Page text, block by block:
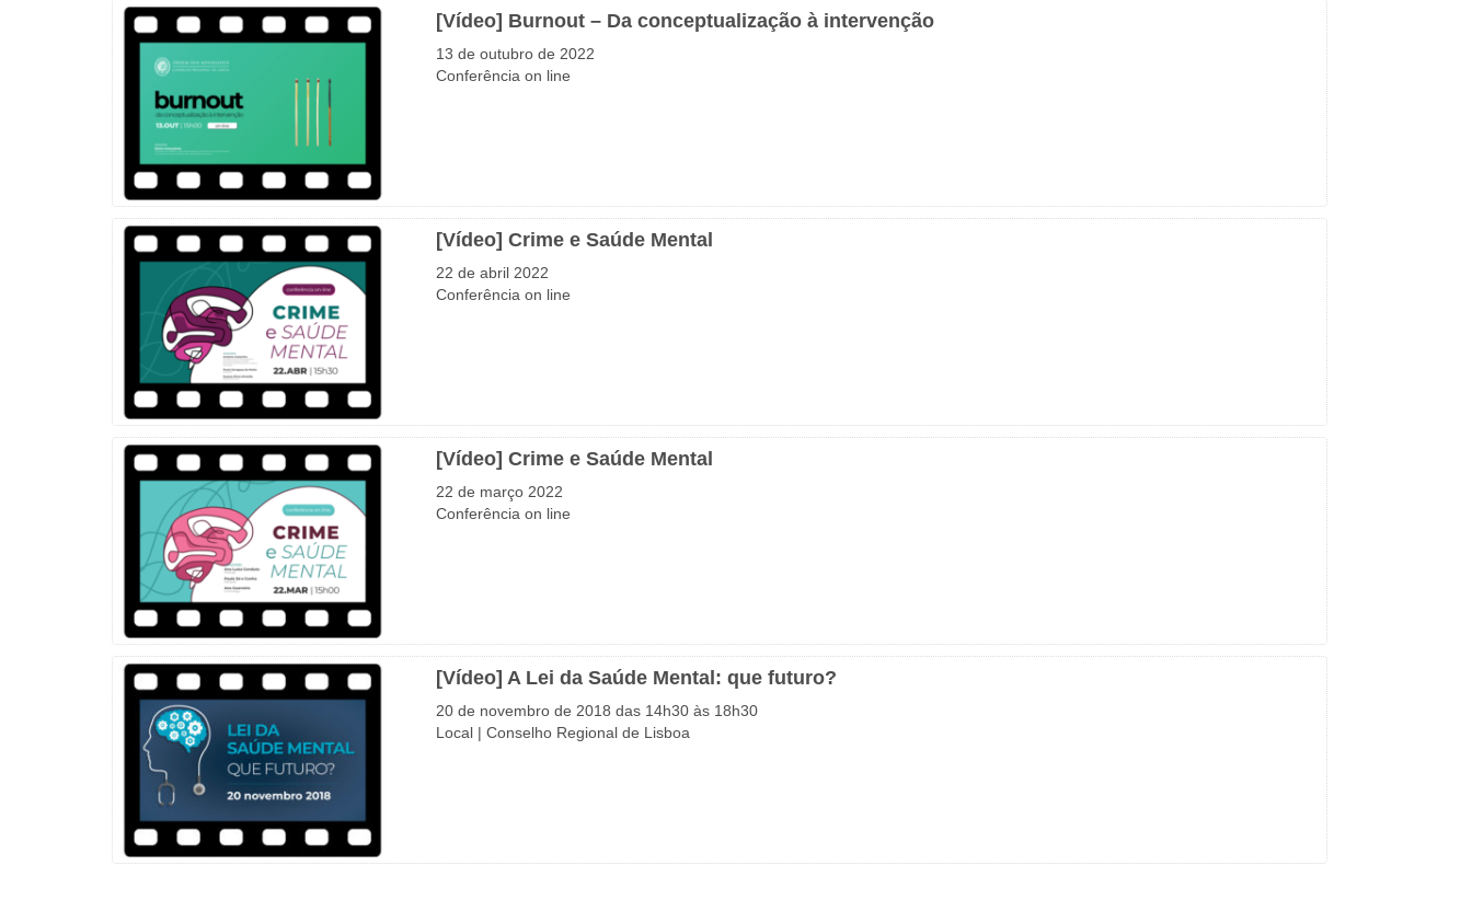
[Vídeo] Burnout – Da conceptualização à intervenção
13 de outubro de 2022
Conferência on line
[Vídeo] Crime e Saúde Mental
22 de abril 2022
Conferência on line
[Vídeo] Crime e Saúde Mental
22 de março 2022
Conferência on line
[Vídeo] A Lei da Saúde Mental: que futuro?
20 de novembro de 2018 das 14h30 às 18h30
Local | Conselho Regional de Lisboa